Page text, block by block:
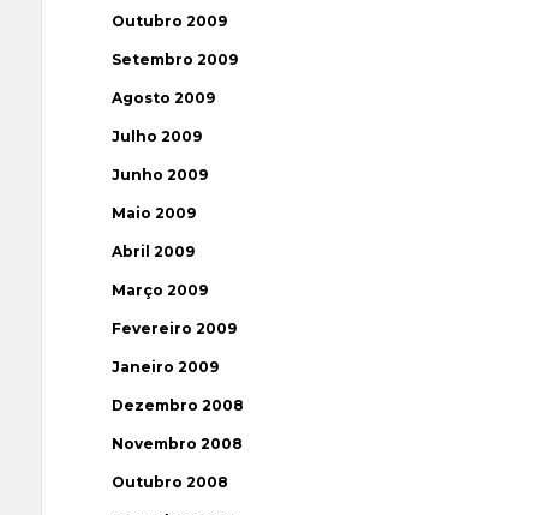
Outubro 2009
Setembro 2009
Agosto 2009
Julho 2009
Junho 2009
Maio 2009
Abril 2009
Março 2009
Fevereiro 2009
Janeiro 2009
Dezembro 2008
Novembro 2008
Outubro 2008